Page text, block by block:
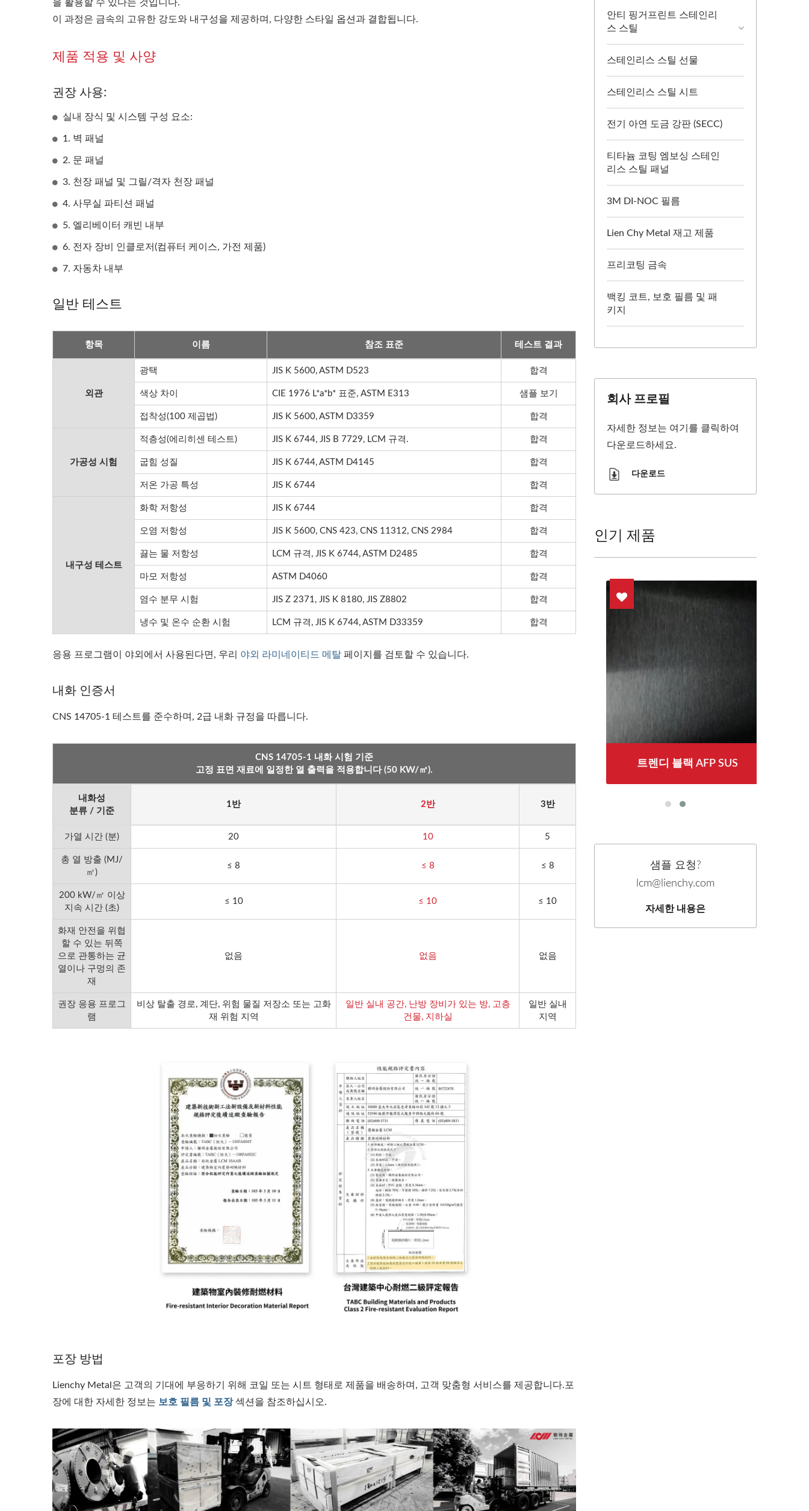
을 활용할 수 있다는 것입니다.
이 과정은 금속의 고유한 강도와 내구성을 제공하며, 다양한 스타일 옵션과 결합됩니다.
제품 적용 및 사양
권장 사용:
실내 장식 및 시스템 구성 요소:
1. 벽 패널
2. 문 패널
3. 천장 패널 및 그릴/격자 천장 패널
4. 사무실 파티션 패널
5. 엘리베이터 캐빈 내부
6. 전자 장비 인클로저(컴퓨터 케이스, 가전 제품)
7. 자동차 내부
일반 테스트
항목 이름 참조 표준 테스트 결과
외관
광택 JIS K 5600, ASTM D523 합격
색상 차이 CIE 1976 L*a*b* 표준, ASTM E313 샘플 보기
접착성(100 제곱법) JIS K 5600, ASTM D3359 합격
가공성 시험
적층성(에리히센 테스트) JIS K 6744, JIS B 7729, LCM 규격. 합격
굽힘 성질 JIS K 6744, ASTM D4145 합격
저온 가공 특성 JIS K 6744 합격
내구성 테스트
화학 저항성 JIS K 6744 합격
오염 저항성 JIS K 5600, CNS 423, CNS 11312, CNS 2984 합격
끓는 물 저항성 LCM 규격, JIS K 6744, ASTM D2485 합격
마모 저항성 ASTM D4060 합격
염수 분무 시험 JIS Z 2371, JIS K 8180, JIS Z8802 합격
냉수 및 온수 순환 시험 LCM 규격, JIS K 6744, ASTM D33359 합격
응용 프로그램이 야외에서 사용된다면, 우리 야외 라미네이티드 메탈 페이지를 검토할 수 있습니다.
내화 인증서
CNS 14705-1 테스트를 준수하며, 2급 내화 규정을 따릅니다.
CNS 14705-1 내화 시험 기준
고정 표면 재료에 일정한 열 출력을 적용합니다 (50 KW/㎡).
내화성
분류 / 기준
1반 2반 3반
가열 시간 (분) 20 10 5
총 열 방출 (MJ/
㎡)
≤ 8 ≤ 8 ≤ 8
200 kW/㎡ 이상
지속 시간 (초)
≤ 10 ≤ 10 ≤ 10
화재 안전을 위협
할 수 있는 뒤쪽
으로 관통하는 균
열이나 구멍의 존
재
없음 없음 없음
권장 응용 프로그
램
비상 탈출 경로, 계단, 위험 물질 저장소 또는 고화
재 위험 지역
일반 실내 공간, 난방 장비가 있는 방, 고층
건물, 지하실
일반 실내
지역
포장 방법
Lienchy Metal은 고객의 기대에 부응하기 위해 코일 또는 시트 형태로 제품을 배송하며, 고객 맞춤형 서비스를 제공합니다.포
장에 대한 자세한 정보는 보호 필름 및 포장섹션을 참조하십시오.
안티 핑거프린트 스테인리
스 스틸
스테인리스 스틸 선물
스테인리스 스틸 시트
전기 아연 도금 강판 (SECC)
티타늄 코팅 엠보싱 스테인
리스 스틸 패널
3M DI-NOC 필름
Lien Chy Metal 재고 제품
프리코팅 금속
백킹 코트, 보호 필름 및 패
키지
회사 프로필
자세한 정보는 여기를 클릭하여
다운로드하세요.
다운로드
인기 제품
트렌디 블랙 AFP SUS 트렌디 블랙 AFP SUS
샘플 요청?
lcm@lienchy.com
자세한 내용은